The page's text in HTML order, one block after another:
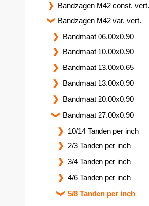
Bandzagen M42 const. vert.
Bandzagen M42 var. vert.
Bandmaat 06.00x0.90
Bandmaat 10.00x0.90
Bandmaat 13.00x0.65
Bandmaat 13.00x0.90
Bandmaat 20.00x0.90
Bandmaat 27.00x0.90
10/14 Tanden per inch
2/3 Tanden per inch
3/4 Tanden per inch
4/6 Tanden per inch
5/8 Tanden per inch